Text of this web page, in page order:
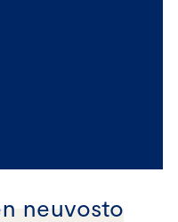
neuvosto